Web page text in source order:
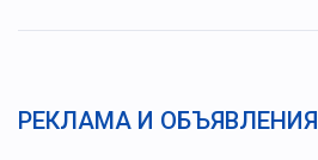
РЕКЛАМА И ОБЪЯВЛЕНИЯ